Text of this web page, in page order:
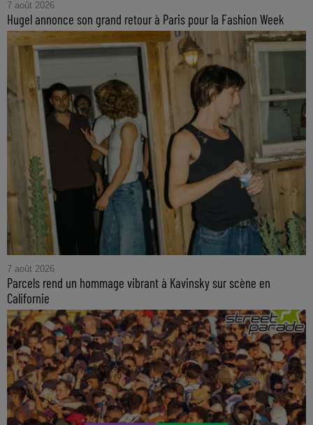
7 août 2026
Hugel annonce son grand retour à Paris pour la Fashion Week
7 août 2026
Parcels rend un hommage vibrant à Kavinsky sur scène en
Californie